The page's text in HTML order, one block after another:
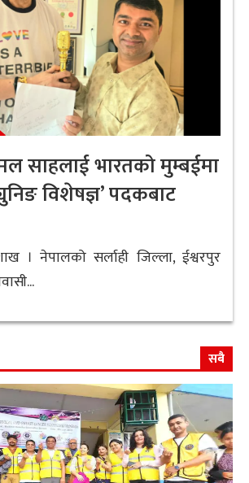
साहलाई भारतको मुम्बईमा
विशेषज्ञ’ पदकबाट
। नेपालको सर्लाही जिल्ला, ईश्वरपुर
सबै